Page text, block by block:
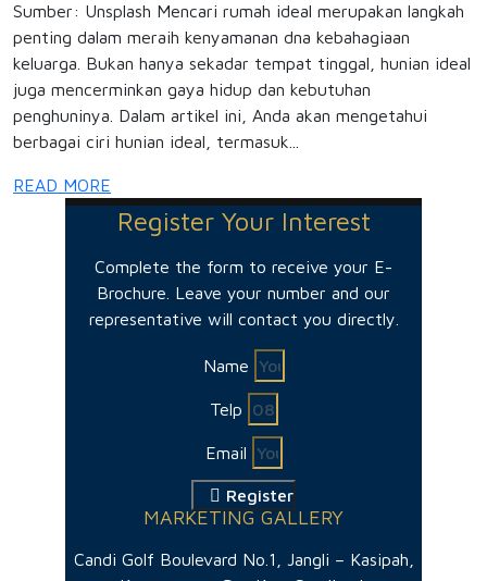
Sumber: Unsplash Mencari rumah ideal merupakan langkah
penting dalam meraih kenyamanan dna kebahagiaan
keluarga. Bukan hanya sekadar tempat tinggal, hunian ideal
juga mencerminkan gaya hidup dan kebutuhan
penghuninya. Dalam artikel ini, Anda akan mengetahui
berbagai ciri hunian ideal, termasuk...
READ MORE
Register Your Interest
Complete the form to receive your E-
Brochure. Leave your number and our
representative will contact you directly.
Name
Telp
Email
Register
MARKETING GALLERY
Candi Golf Boulevard No.1, Jangli – Kasipah,